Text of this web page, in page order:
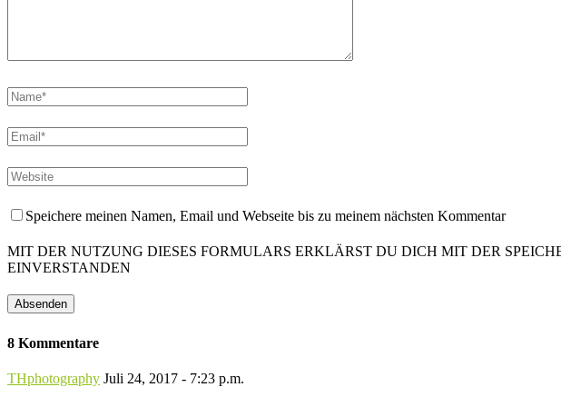
Speichere meinen Namen, Email und Webseite bis zu meinem nächsten Kommentar
MIT DER NUTZUNG DIESES FORMULARS ERKLÄRST DU DICH MIT DER
EINVERSTANDEN
8 Kommentare
THphotography Juli 24, 2017 - 7:23 p.m.